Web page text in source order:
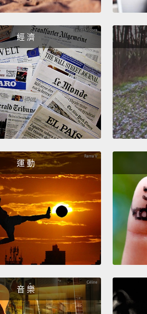
her. And I don't know what I'd
知道該怎麼辦了，所以...
Beautiful. Sometimes mean.
漂亮。有時候很壞。
Family, I guess. I mean we
relationship, but she wants
like...I let her down a lot.
家人，我猜。我的意思是我們
希望我得到最好的，我覺得...我
Superwoman.
女超人。
Sacrifice.
犧牲。
Love.
愛。
經 濟
運 動
音 樂